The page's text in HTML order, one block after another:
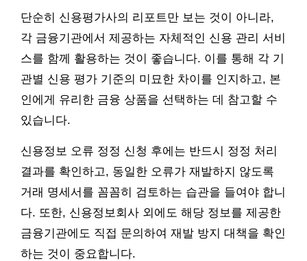
단순히 신용평가사의 리포트만 보는 것이 아니라,
각 금융기관에서 제공하는 자체적인 신용 관리 서비
스를 함께 활용하는 것이 좋습니다. 이를 통해 각 기
관별 신용 평가 기준의 미묘한 차이를 인지하고, 본
인에게 유리한 금융 상품을 선택하는 데 참고할 수
있습니다.
신용정보 오류 정정 신청 후에는 반드시 정정 처리
결과를 확인하고, 동일한 오류가 재발하지 않도록
거래 명세서를 꼼꼼히 검토하는 습관을 들여야 합니
다. 또한, 신용정보회사 외에도 해당 정보를 제공한
금융기관에도 직접 문의하여 재발 방지 대책을 확인
하는 것이 중요합니다.